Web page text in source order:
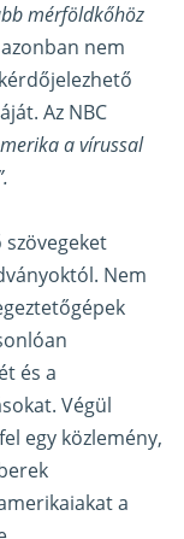
mérföldkőhöz
nem
Az NBC
a vírussal
Nem
és a
Végül
egy közlemény,
a